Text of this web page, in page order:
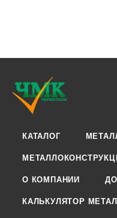
КАТАЛОГ
О КОМПАНИИ
КАЛЬКУЛЯТОР